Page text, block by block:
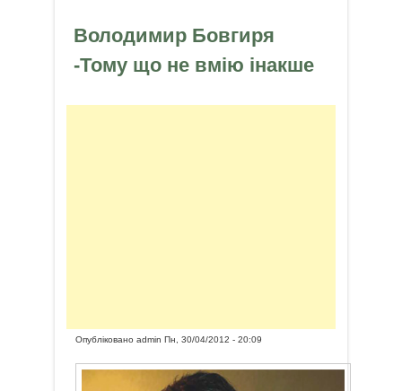
Володимир Бовгиря
-Тому що не вмію інакше
Опублікованоadmin Пн, 30/04/2012 - 20:09